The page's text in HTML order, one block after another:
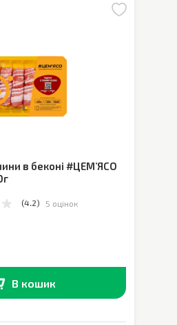
в беконі #ЦЕМ’ЯСО
(4.2) 5 оцінок
В кошик